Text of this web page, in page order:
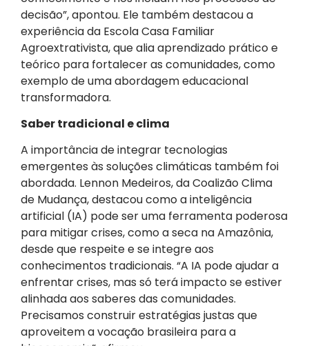
decisão”, apontou. Ele também destacou a
experiência da Escola Casa Familiar
Agroextrativista, que alia aprendizado prático e
teórico para fortalecer as comunidades, como
exemplo de uma abordagem educacional
transformadora.
Saber tradicional e clima
A importância de integrar tecnologias
emergentes às soluções climáticas também foi
abordada. Lennon Medeiros, da Coalizão Clima
de Mudança, destacou como a inteligência
artificial (IA) pode ser uma ferramenta poderosa
para mitigar crises, como a seca na Amazônia,
desde que respeite e se integre aos
conhecimentos tradicionais. “A IA pode ajudar a
enfrentar crises, mas só terá impacto se estiver
alinhada aos saberes das comunidades.
Precisamos construir estratégias justas que
aproveitem a vocação brasileira para a